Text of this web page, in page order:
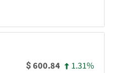
$600.84 1.31%